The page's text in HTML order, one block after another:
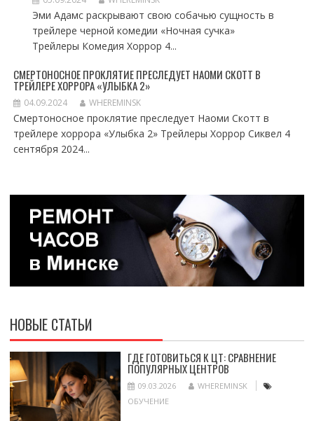
Эми Адамс раскрывают свою собачью сущность в
трейлере черной комедии «Ночная сучка»
Трейлеры Комедия Хоррор 4...
СМЕРТОНОСНОЕ ПРОКЛЯТИЕ ПРЕСЛЕДУЕТ НАОМИ СКОТТ В
ТРЕЙЛЕРЕ ХОРРОРА «УЛЫБКА 2»
04.09.2024 WHEREMINSK
Смертоносное проклятие преследует Наоми Скотт в
трейлере хоррора «Улыбка 2» Трейлеры Хоррор Сиквел 4
сентября 2024...
НОВЫЕ СТАТЬИ
ГДЕ ГОТОВИТЬСЯ К ЦТ: СРАВНЕНИЕ
ПОПУЛЯРНЫХ ЦЕНТРОВ
09.03.2026
WHEREMINSK
ОБУЧЕНИЕ